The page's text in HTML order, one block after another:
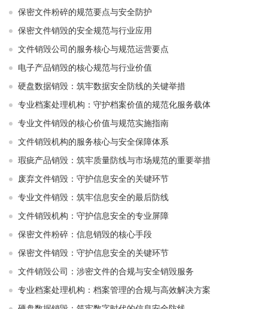
保密文件粉碎的规范要点与安全防护
保密文件销毁的安全规范与行业应用
文件销毁公司的服务核心与规范运营要点
电子产品销毁的核心规范与行业价值
硬盘数据销毁：筑牢数据安全防线的关键举措
专业档案处理机构：守护档案价值的规范化服务载体
专业文件销毁的核心价值与规范实施指南
文件销毁机构的服务核心与安全保障体系
瑕疵产品销毁：筑牢质量防线与市场规范的重要举措
废弃文件销毁：守护信息安全的关键环节
专业文件销毁：筑牢信息安全的最后防线
文件销毁机构：守护信息安全的专业屏障
保密文件粉碎：信息销毁的核心手段
保密文件销毁：守护信息安全的关键环节
文件销毁公司：涉密文件的合规与安全销毁服务
专业档案处理机构：档案管理的合规与高效解决方案